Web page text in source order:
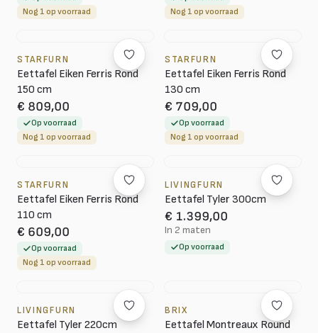
Nog 1 op voorraad
Nog 1 op voorraad
STARFURN
Eettafel Eiken Ferris Rond
150 cm
€ 809,00
Op voorraad
Nog 1 op voorraad
STARFURN
Eettafel Eiken Ferris Rond
130 cm
€ 709,00
Op voorraad
Nog 1 op voorraad
STARFURN
Eettafel Eiken Ferris Rond
110 cm
€ 609,00
Op voorraad
Nog 1 op voorraad
LIVINGFURN
Eettafel Tyler 300cm
€ 1.399,00
In 2 maten
Op voorraad
LIVINGFURN
Eettafel Tyler 220cm
BRIX
Eettafel Montreaux Round